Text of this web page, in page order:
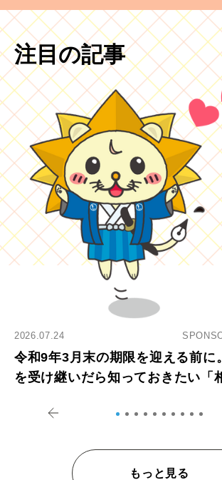
注目の記事
2026.07.24
令和9年3月末の期限を迎える前に
を受け継いだら知っておきたい「
もっと見る